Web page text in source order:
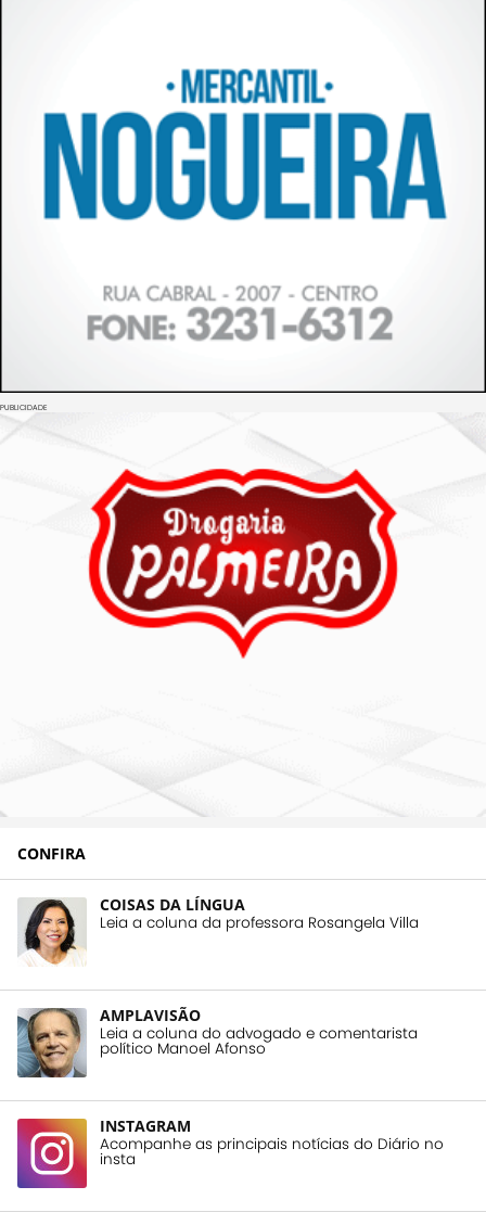
PUBLICIDADE
CONFIRA
COISAS DA LÍNGUA
Leia a coluna da professora Rosangela Villa
AMPLAVISÃO
Leia a coluna do advogado e comentarista
político Manoel Afonso
INSTAGRAM
Acompanhe as principais notícias do Diário no
insta